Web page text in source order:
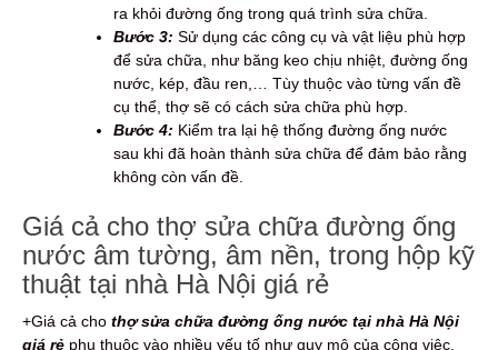
ra khỏi đường ống trong quá trình sửa chữa.
Bước 3: Sử dụng các công cụ và vật liệu phù hợp
để sửa chữa, như băng keo chịu nhiệt, đường ống
nước, kép, đầu ren,… Tùy thuộc vào từng vấn đề
cụ thể, thợ sẽ có cách sửa chữa phù hợp.
Bước 4: Kiểm tra lại hệ thống đường ống nước
sau khi đã hoàn thành sửa chữa để đảm bảo rằng
không còn vấn đề.
Giá cả cho thợ sửa chữa đường ống
nước âm tường, âm nền, trong hộp kỹ
thuật tại nhà Hà Nội giá rẻ
+Giá cả cho thợ sửa chữa đường ống nước tại nhà Hà Nội
giá rẻ phụ thuộc vào nhiều yếu tố như quy mô của công việc,